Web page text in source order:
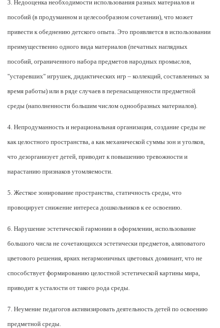
3. Недооценка необходимости использования разных материалов и
пособий (в продуманном и целесообразном сочетании), что может
привести к обеднению детского опыта. Это проявляется в использовании
преимущественно одного вида материалов (печатных наглядных
пособий, ограниченного набора предметов народных промыслов,
"устаревших" игрушек, дидактических игр – коллекций, составленных за
время работы) или в ряде случаев в перенасыщенности предметной
среды (наполненности большим числом однообразных материалов).
4. Непродуманность и нерациональная организация, создание среды не
как целостного пространства, а как механической суммы зон и уголков,
что дезорганизует детей, приводит к повышению тревожности и
нарастанию признаков утомляемости.
5. Жесткое зонирование пространства, статичность среды, что
провоцирует снижение интереса дошкольников к ее освоению.
6. Нарушение эстетической гармонии в оформлении, использование
большого числа не сочетающихся эстетически предметов, аляповатого
цветового решения, ярких негармоничных цветовых доминант, что не
способствует формированию целостной эстетической картины мира,
приводит к усталости от такого рода среды.
7. Неумение педагогов активизировать деятельность детей по освоению
предметной среды.